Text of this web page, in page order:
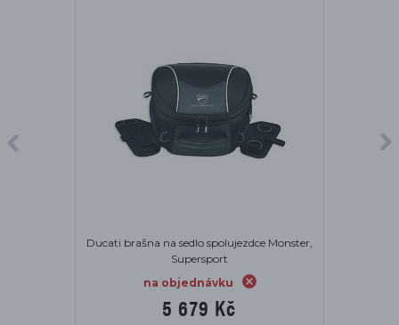
Ducati brašna na sedlo spolujezdce Monster,
Supersport
na objednávku
5 679 Kč